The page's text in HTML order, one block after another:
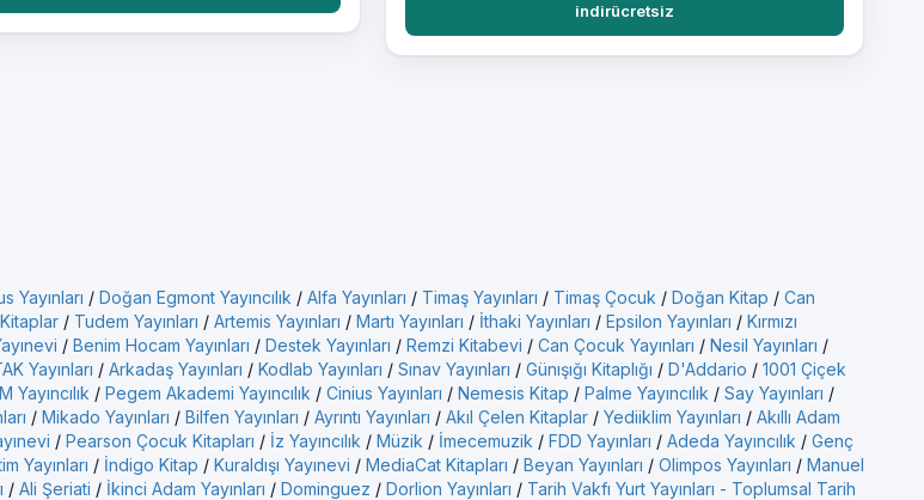
indirücretsiz
Yayınları / Doğan Egmont Yayıncılık / Alfa Yayınları / Timaş Yayınları / Timaş Çocuk / Doğan Kitap / Can
Kitaplar / Tudem Yayınları / Artemis Yayınları / Martı Yayınları / İthaki Yayınları / Epsilon Yayınları / Kırmızı
/ Benim Hocam Yayınları / Destek Yayınları / Remzi Kitabevi / Can Çocuk Yayınları / Nesil Yayınları /
Yayınları / Arkadaş Yayınları / Kodlab Yayınları / Sınav Yayınları / Günışığı Kitaplığı / D'Addario / 1001 Çiçek
Yayıncılık / Pegem Akademi Yayıncılık / Cinius Yayınları / Nemesis Kitap / Palme Yayıncılık / Say Yayınları /
/ Mikado Yayınları / Bilfen Yayınları / Ayrıntı Yayınları / Akıl Çelen Kitaplar / Yediiklim Yayınları / Akıllı Adam
/ Pearson Çocuk Kitapları / İz Yayıncılık / Müzik / İmecemuzik / FDD Yayınları / Adeda Yayıncılık / Genç
Yayınları / İndigo Kitap / Kuraldışı Yayınevi / MediaCat Kitapları / Beyan Yayınları / Olimpos Yayınları / Manuel
/ Ali Şeriati / İkinci Adam Yayınları / Dominguez / Dorlion Yayınları / Tarih Vakfı Yurt Yayınları - Toplumsal Tarih